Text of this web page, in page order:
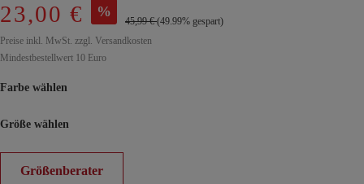
23,00 € %
45,99 €(49.99% gespart)
Preise inkl. MwSt. zzgl. Versandkosten
Mindestbestellwert 10 Euro
Farbe wählen
Größe wählen
Größenberater